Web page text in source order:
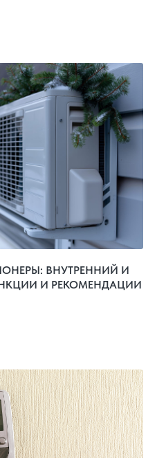
ВНУТРЕННИЙ И
И РЕКОМЕНДАЦИИ